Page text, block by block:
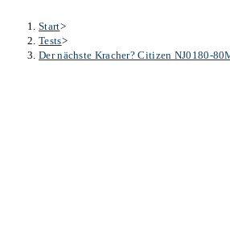
Start>
Tests>
Der nächste Kracher? Citizen NJ0180-